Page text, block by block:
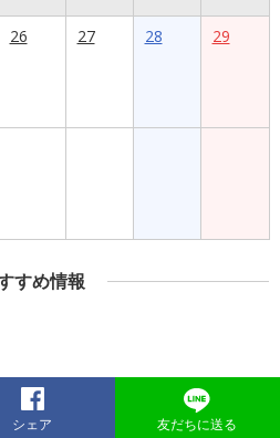
26 27 28 29
すめ情報
シェア 友だちに送る